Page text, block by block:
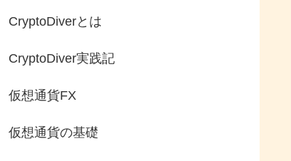
CryptoDiverとは
CryptoDiver実践記
仮想通貨FX
仮想通貨の基礎